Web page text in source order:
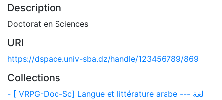
Description
Doctorat en Sciences
URI
https://dspace.univ-sba.dz/handle/123456789/869
Collections
- [ VRPG-Doc-Sc] Langue et littérature arabe --- لغة